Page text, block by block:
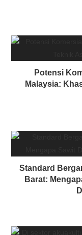
Potensi
Malaysia:
Standard
Barat: